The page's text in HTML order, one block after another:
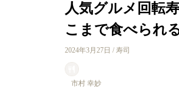
人気グルメ回転
こまで食べられ
2024年3月27日 / 寿司
市村 幸妙